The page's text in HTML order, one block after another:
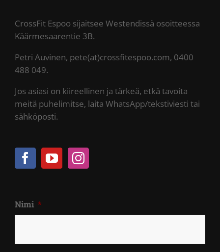
CrossFit Espoo sijaitsee Westendissä osoitteessa
Käärmesaarentie 3B.
Petri Auvinen, pete(at)crossfitespoo.com, 0400
488 049.
Jos asiasi on kiireellinen ja tärkeä, etkä tavoita
meitä puhelimitse, laita WhatsApp/tekstiviesti tai
sähköposti.
Nimi *